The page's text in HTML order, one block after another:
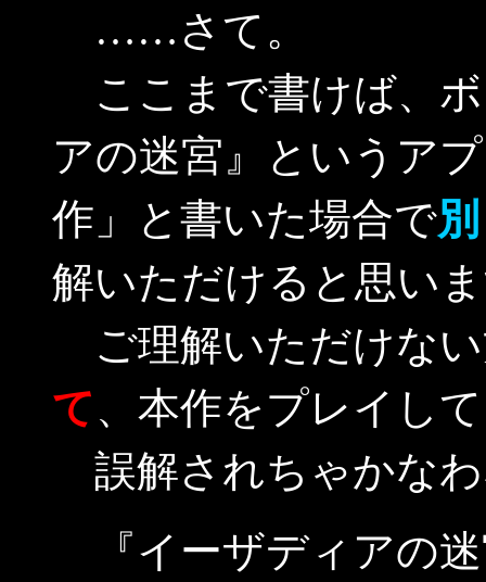
……さて。
ここまで書けば、
アの迷宮』というア
作」と書いた場合で
解いただけると思い
ご理解いただけな
て、本作をプレイし
誤解されちゃかな
『イーザディアの